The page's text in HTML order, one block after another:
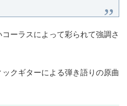
ーラスによって彩られて強調さ
クギターによる弾き語りの原曲